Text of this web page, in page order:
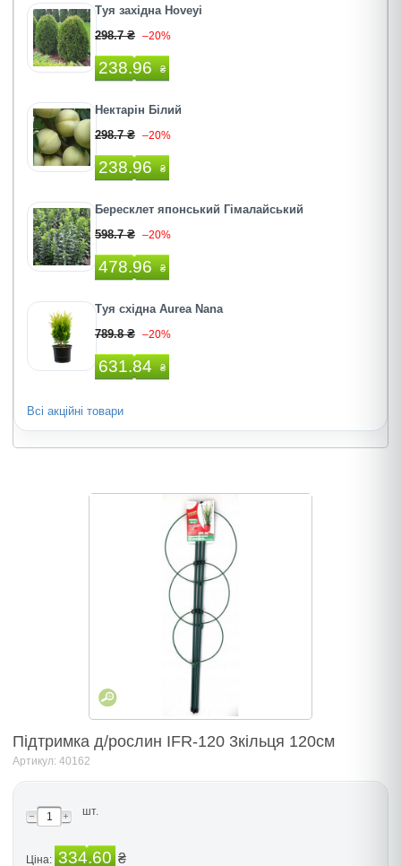
Туя західна Hoveyi
298.7 ₴ –20%
238.96 ₴
Нектарін Білий
298.7 ₴ –20%
238.96 ₴
Бересклет японський Гімалайський
598.7 ₴ –20%
478.96 ₴
Туя східна Aurea Nana
789.8 ₴ –20%
631.84 ₴
Всі акційні товари
Підтримка д/рослин IFR-120 3кільця 120см
Артикул: 40162
шт.
Ціна: 334.60 ₴